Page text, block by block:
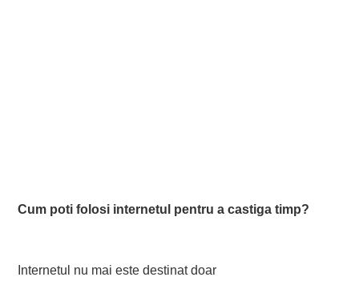
Cum poti folosi internetul pentru a castiga timp?
Internetul nu mai este destinat doar